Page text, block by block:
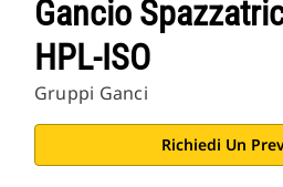
Gancio
HPL-ISO
Gruppi Ganci
Richiedi Un